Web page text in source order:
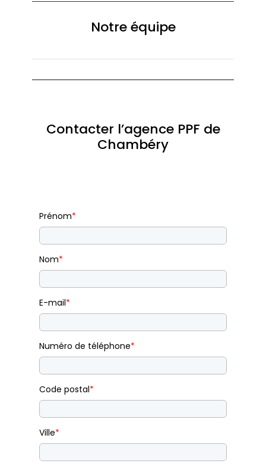
Notre équipe
Contacter l’agence PPF de
Chambéry
Prénom*
Nom*
E-mail*
Numéro de téléphone*
Code postal*
Ville*